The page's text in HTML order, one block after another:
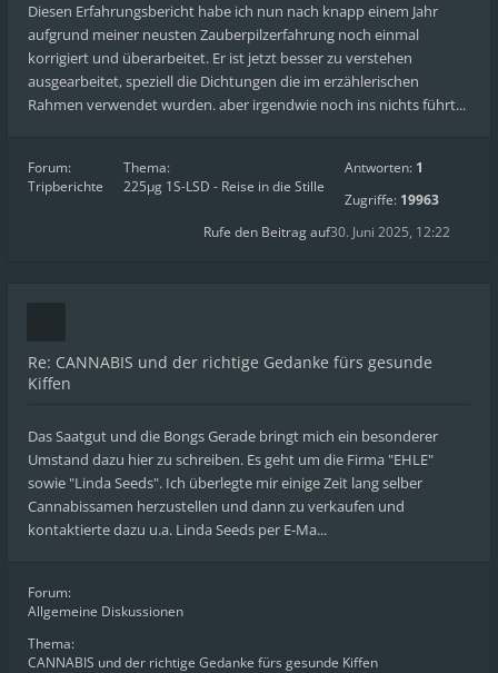
Diesen Erfahrungsbericht habe ich nun nach knapp einem Jahr
aufgrund meiner neusten Zauberpilzerfahrung noch einmal
korrigiert und überarbeitet. Er ist jetzt besser zu verstehen
ausgearbeitet, speziell die Dichtungen die im erzählerischen
Rahmen verwendet wurden. aber irgendwie noch ins nichts führt...
Forum:
Tripberichte
Thema:
225µg 1S-LSD - Reise in die Stille
Antworten: 1
Zugriffe: 19963
30. Juni 2025, 12:22
Rufe den Beitrag auf
Re: CANNABIS und der richtige Gedanke fürs gesunde
Kiffen
Das Saatgut und die Bongs Gerade bringt mich ein besonderer
Umstand dazu hier zu schreiben. Es geht um die Firma "EHLE"
sowie "Linda Seeds". Ich überlegte mir einige Zeit lang selber
Cannabissamen herzustellen und dann zu verkaufen und
kontaktierte dazu u.a. Linda Seeds per E-Ma...
Forum:
Allgemeine Diskussionen
Thema:
CANNABIS und der richtige Gedanke fürs gesunde Kiffen